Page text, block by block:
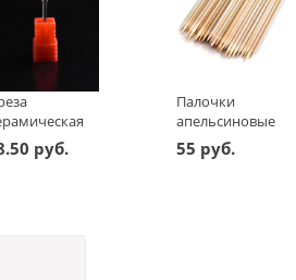
руб.
Палочки
апельсиновые
11,5 см (упаковка
100шт)
55 руб.